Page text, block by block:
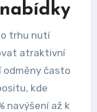
trhu nutí
atraktivní
odměny často
kde
navýšení až k